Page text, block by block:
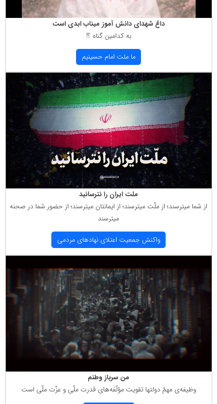
داغ شهدای دانش آموز میناب ابدی است
به كدامین گناه ؟!
ما ملت امام حسینیم
ملت ایران را نترسانید
از شما میترسند؛ از ملّت میترسند؛ از ایمانتان میترسند؛ از حضور شما در صحنه
میترسند
واكنش جمعیت اعتلای نهادهای مردمی
من سرباز وطنم
وظیفه‌ی مهمّ دولتها تقویت مؤلّفه‌های قدرت ملّی و عزّت ملّی است